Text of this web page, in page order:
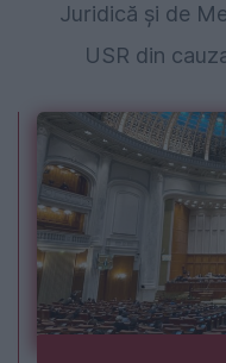
Juridică și de
USR din